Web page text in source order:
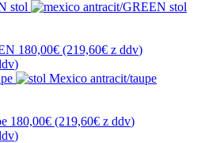
180,00€ (219,60€ z ddv)
)
180,00€ (219,60€ z ddv)
)